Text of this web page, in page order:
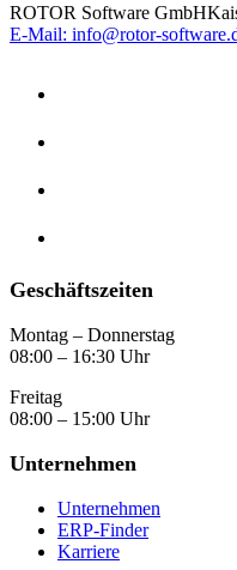
ROTOR Software GmbH
E-Mail: info@rotor-
Geschäftszeiten
Montag – Donnerstag
08:00 – 16:30 Uhr
Freitag
08:00 – 15:00 Uhr
Unternehmen
Unternehmen
ERP-Finder
Karriere